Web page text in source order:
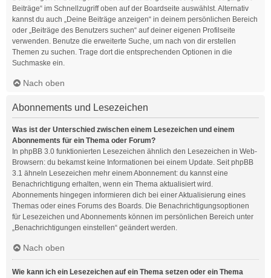
Beiträge“ im Schnellzugriff oben auf der Boardseite auswählst. Alternativ
kannst du auch „Deine Beiträge anzeigen“ in deinem persönlichen Bereich
oder „Beiträge des Benutzers suchen“ auf deiner eigenen Profilseite
verwenden. Benutze die erweiterte Suche, um nach von dir erstellen
Themen zu suchen. Trage dort die entsprechenden Optionen in die
Suchmaske ein.
Nach oben
Abonnements und Lesezeichen
Was ist der Unterschied zwischen einem Lesezeichen und einem
Abonnements für ein Thema oder Forum?
In phpBB 3.0 funktionierten Lesezeichen ähnlich den Lesezeichen in Web-
Browsern: du bekamst keine Informationen bei einem Update. Seit phpBB
3.1 ähneln Lesezeichen mehr einem Abonnement: du kannst eine
Benachrichtigung erhalten, wenn ein Thema aktualisiert wird.
Abonnements hingegen informieren dich bei einer Aktualisierung eines
Themas oder eines Forums des Boards. Die Benachrichtigungsoptionen
für Lesezeichen und Abonnements können im persönlichen Bereich unter
„Benachrichtigungen einstellen“ geändert werden.
Nach oben
Wie kann ich ein Lesezeichen auf ein Thema setzen oder ein Thema